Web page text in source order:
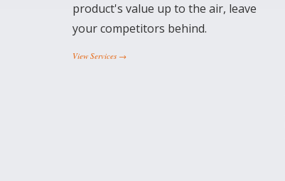
product's value up to the air, leave
your competitors behind.
View Services →